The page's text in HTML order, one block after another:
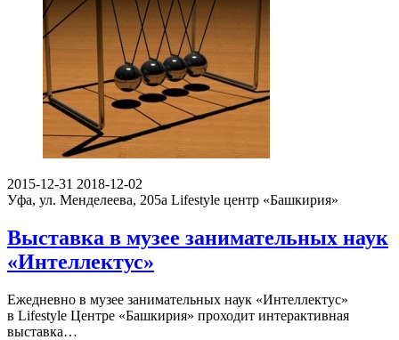
2015-12-31 2018-12-02
Уфа, ул. Менделеева, 205а Lifestyle центр «Башкирия»
Выставка в музее занимательных наук
«Интеллектус»
Ежедневно в музее занимательных наук «Интеллектус»
в Lifestyle Центре «Башкирия» проходит интерактивная
выставка…